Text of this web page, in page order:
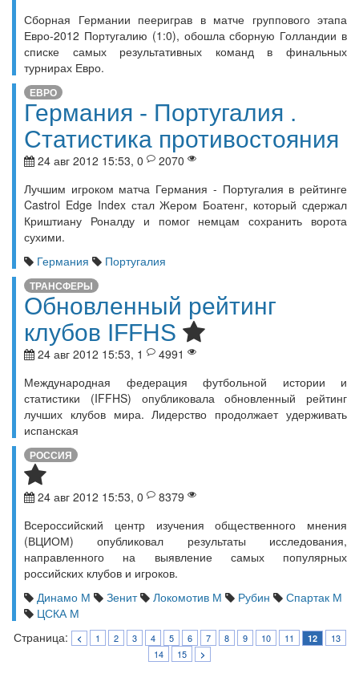
Сборная Германии пеериграв в матче группового этапа
Евро-2012 Португалию (1:0), обошла сборную Голландии в
списке самых результативных команд в финальных
турнирах Евро.
ЕВРО
Германия - Португалия .
Статистика противостояния
24 авг 2012 15:53, 0
2070
Лучшим игроком матча Германия - Португалия в рейтинге
Castrol Edge Index стал Жером Боатенг, который сдержал
Криштиану Роналду и помог немцам сохранить ворота
сухими.
Германия
Португалия
ТРАНСФЕРЫ
Обновленный рейтинг
клубов IFFHS
24 авг 2012 15:53, 1
4991
Международная федерация футбольной истории и
статистики (IFFHS) опубликовала обновленный рейтинг
лучших клубов мира. Лидерство продолжает удерживать
испанская
РОССИЯ
24 авг 2012 15:53, 0
8379
Всероссийский центр изучения общественного мнения
(ВЦИОМ) опубликовал результаты исследования,
направленного на выявление самых популярных
российских клубов и игроков.
Динамо М
Зенит Локомотив М Рубин
Спартак М
ЦСКА М
Страница:
< 1 2 3 4 5 6 7 8 9 10 11 12
13
14
15 >